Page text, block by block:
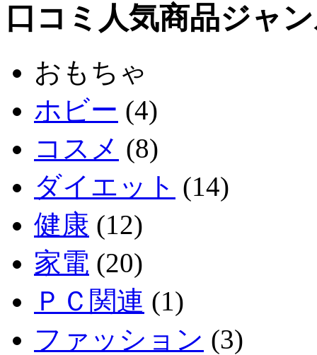
口コミ人気商品ジャ
おもちゃ
ホビー (4)
コスメ (8)
ダイエット (14)
健康 (12)
家電 (20)
ＰＣ関連 (1)
ファッション (3)